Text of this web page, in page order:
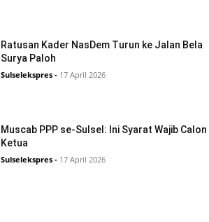
Ratusan Kader NasDem Turun ke Jalan Bela
Surya Paloh
Sulselekspres - 17 April 2026
Muscab PPP se-Sulsel: Ini Syarat Wajib Calon
Ketua
Sulselekspres - 17 April 2026